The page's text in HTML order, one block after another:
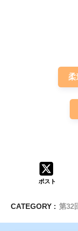
ノロ
柔
ポスト
CATEGORY : 第32